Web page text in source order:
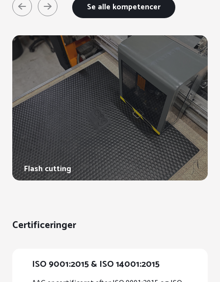
Se alle kompetencer
Flash cutting
Certificeringer
ISO 9001:2015 & ISO 14001:2015